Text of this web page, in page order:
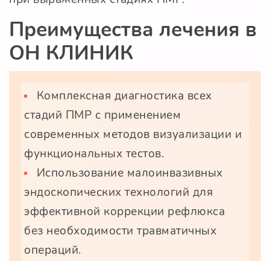
Преимущества лечения в
ОН КЛИНИК
Комплексная диагностика всех
стадий ПМР с применением
современных методов визуализации и
функциональных тестов.
Использование малоинвазивных
эндоскопических технологий для
эффективной коррекции рефлюкса
без необходимости травматичных
операций.